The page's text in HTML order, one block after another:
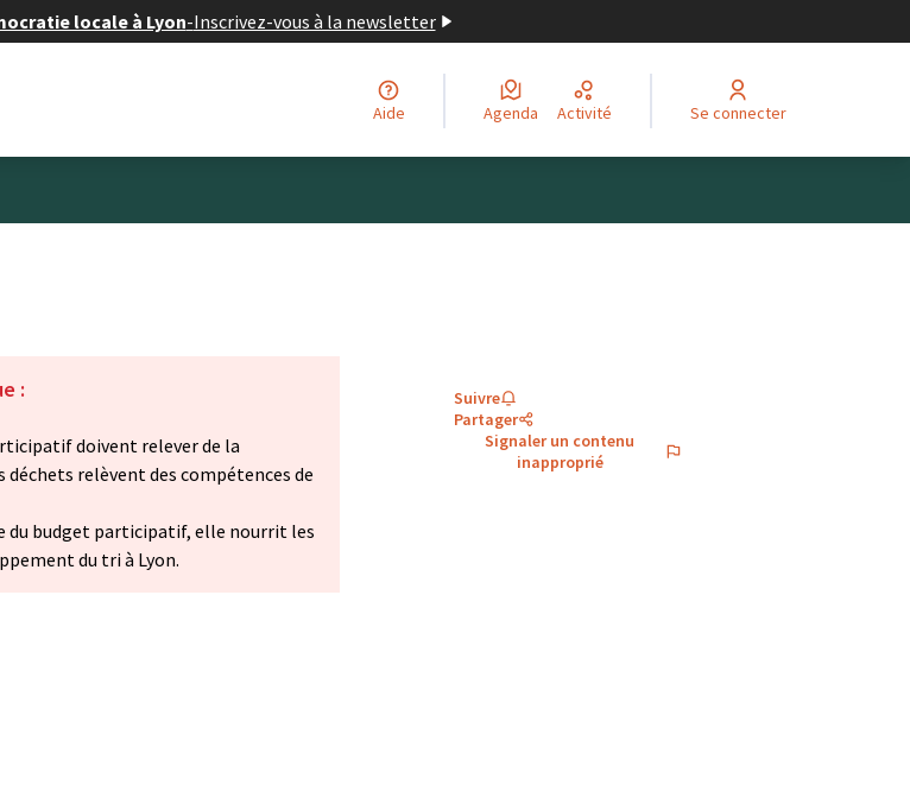
locale à Lyon-Inscrivez-vous à la newsletter
Aide Agenda Activité Se connecter
:
doivent relever de la
relèvent des compétences de
du budget participatif, elle nourrit les
du tri à Lyon.
Suivre
Partager
Signaler un contenu
inapproprié